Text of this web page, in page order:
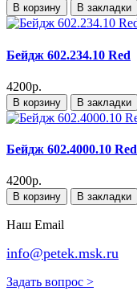
В корзину В закладки
Бейдж 602.234.10 Red
4200р.
В корзину В закладки
Бейдж 602.4000.10 Red
4200р.
В корзину В закладки
Наш Email
info@petek.msk.ru
Задать вопрос >